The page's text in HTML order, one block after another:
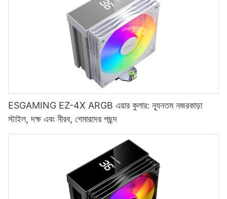
ESGAMING EZ-4X ARGB এয়ার কুলার: ন্যূনতম নজরকাড়া
স্টাইল, দক্ষ এবং নীরব, গেমারদের পছন্দ